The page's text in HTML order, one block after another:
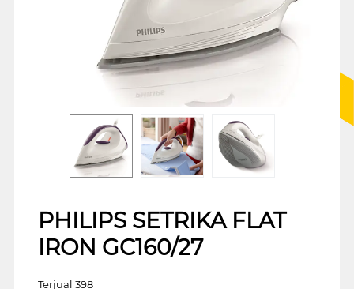
PHILIPS SETRIKA FLAT
IRON GC160/27
Terjual 398